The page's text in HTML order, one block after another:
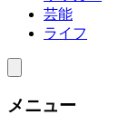
芸能
ライフ
メニュー